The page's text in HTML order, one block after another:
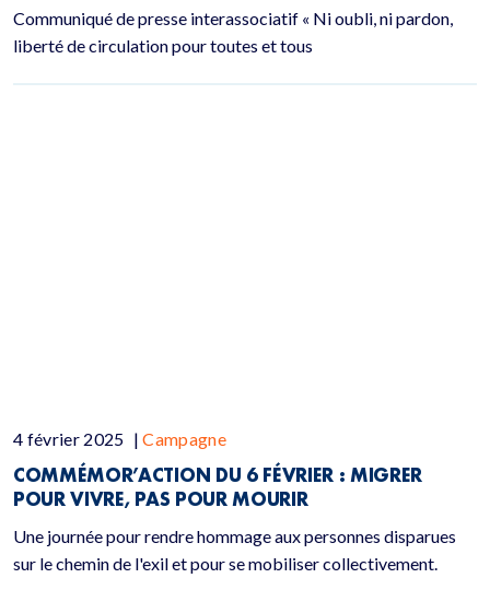
Communiqué de presse interassociatif « Ni oubli, ni pardon,
liberté de circulation pour toutes et tous
4 février 2025 | Campagne
COMMÉMOR’ACTION DU 6 FÉVRIER : MIGRER
POUR VIVRE, PAS POUR MOURIR
Une journée pour rendre hommage aux personnes disparues
sur le chemin de l'exil et pour se mobiliser collectivement.